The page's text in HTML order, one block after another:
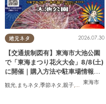
地元ネタ
東海市
2026.07.30
【交通規制図有】東海市大池公園
で「東海まつり花火大会」8/8(土)
に開催｜購入方法や駐車場情報
観光 まちネタ 季節ネタ 親子 夫婦,家族